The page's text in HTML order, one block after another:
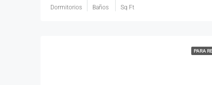
Dormitorios Baños Sq Ft
PARA